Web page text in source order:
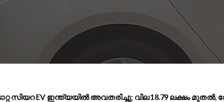
സിയറ EV ഇന്ത്യയിൽ അവതരിച്ചു; വില 18.79 ലക്ഷം മുതൽ,